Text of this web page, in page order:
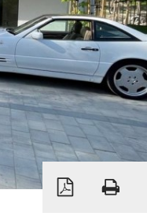
Leaflet|© MapTiler